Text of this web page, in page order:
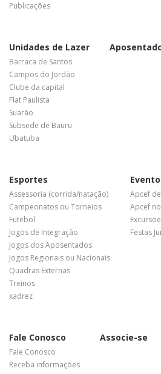
Publicações
Unidades de Lazer
Barraca de Santos
Campos do Jordão
Clube da capital
Flat Paulista
Suarão
Subsede de Bauru
Ubatuba
Esportes
Assessoria (corrida/natação)
Campeonatos ou Torneios
Futebol
Jogos de Integração
Jogos dos Aposentados
Jogos Regionais ou Nacionais
Quadras Externas
Treinos
xadrez
Apcef
Apcef
Festas
Fale Conosco
Fale Conosco
Receba informações
Associe-se